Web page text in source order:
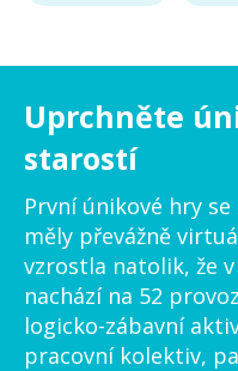
Uprchněte
starostí
První únikové hry
měly převážně
vzrostla natolik, že v
nachází na 52
logicko-zábavní
pracovní kolektiv,